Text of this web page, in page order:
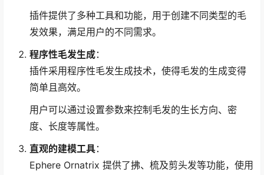
插件提供了多种工具和功能，用于创建不同类型的毛
发效果，满足用户的不同需求。
程序性毛发生成：
插件采用程序性毛发生成技术，使得毛发的生成变得
简单且高效。
用户可以通过设置参数来控制毛发的生长方向、密
度、长度等属性。
直观的建模工具：
Ephere Ornatrix 提供了拂、梳及剪头发等功能，使用